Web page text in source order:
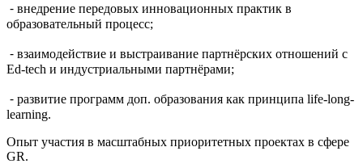
⁃ внедрение передовых инновационных практик в
образовательный процесс;
⁃ взаимодействие и выстраивание партнёрских отношений с
Ed-tech и индустриальными партнёрами;
⁃ развитие программ доп. образования как принципа life-long-
learning.
Опыт участия в масштабных приоритетных проектах в сфере
GR.